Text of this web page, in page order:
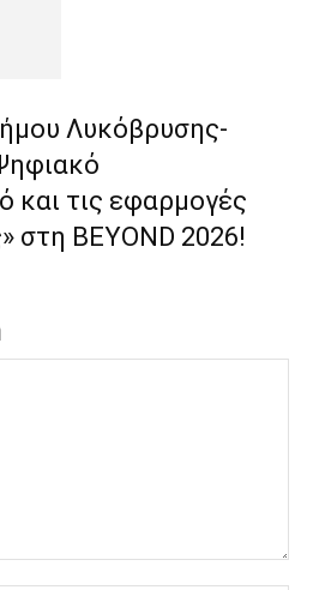
Λυκόβρυσης-
και τις εφαρμογές
στη BEYOND 2026!